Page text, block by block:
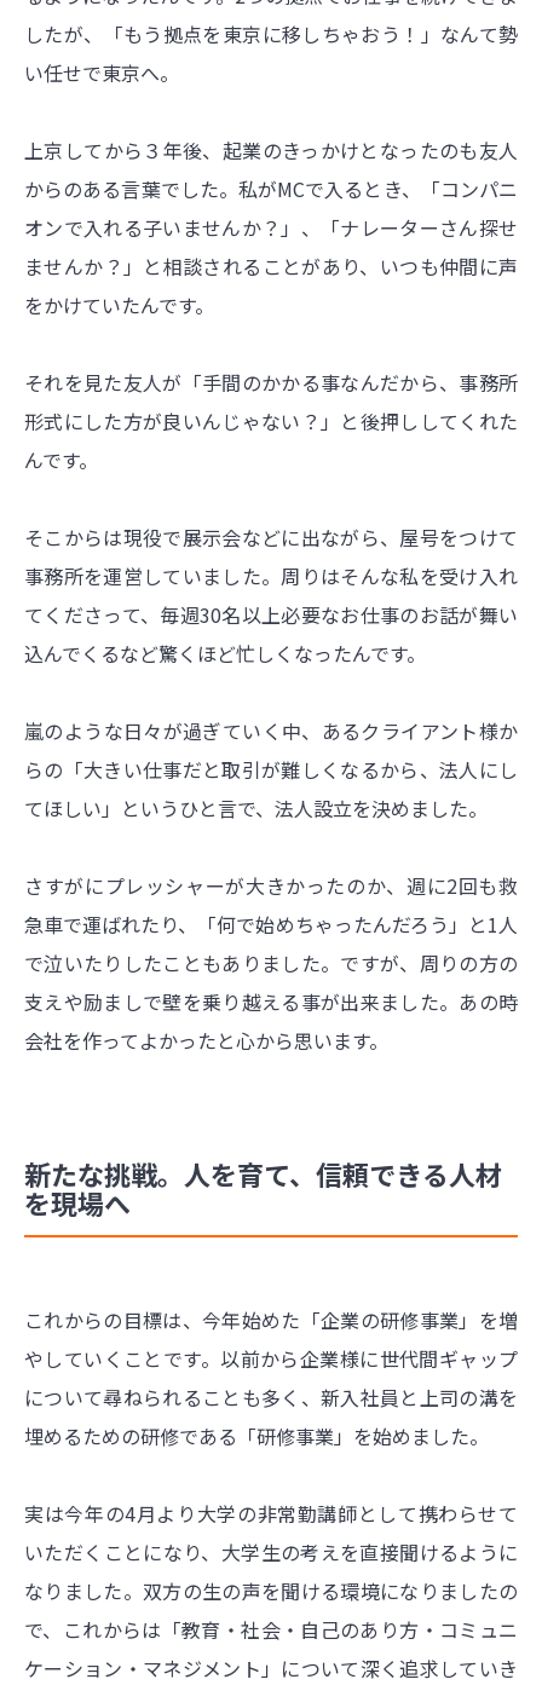
したが、「もう拠点を東京に移しちゃおう！」なんて勢
い任せで東京へ。
上京してから３年後、起業のきっかけとなったのも友人
からのある言葉でした。私がMCで入るとき、「コンパニ
オンで入れる子いませんか？」、「ナレーターさん探せ
ませんか？」と相談されることがあり、いつも仲間に声
をかけていたんです。
それを見た友人が「手間のかかる事なんだから、事務所
形式にした方が良いんじゃない？」と後押ししてくれた
んです。
そこからは現役で展示会などに出ながら、屋号をつけて
事務所を運営していました。周りはそんな私を受け入れ
てくださって、毎週30名以上必要なお仕事のお話が舞い
込んでくるなど驚くほど忙しくなったんです。
嵐のような日々が過ぎていく中、あるクライアント様か
らの「大きい仕事だと取引が難しくなるから、法人にし
てほしい」というひと言で、法人設立を決めました。
さすがにプレッシャーが大きかったのか、週に2回も救
急車で運ばれたり、「何で始めちゃったんだろう」と1人
で泣いたりしたこともありました。ですが、周りの方の
支えや励ましで壁を乗り越える事が出来ました。あの時
会社を作ってよかったと心から思います。
新たな挑戦。人を育て、信頼できる人材
を現場へ
これからの目標は、今年始めた「企業の研修事業」を増
やしていくことです。以前から企業様に世代間ギャップ
について尋ねられることも多く、新入社員と上司の溝を
埋めるための研修である「研修事業」を始めました。
実は今年の4月より大学の非常勤講師として携わらせて
いただくことになり、大学生の考えを直接聞けるように
なりました。双方の生の声を聞ける環境になりましたの
で、これからは「教育・社会・自己のあり方・コミュニ
ケーション・マネジメント」について深く追求していき